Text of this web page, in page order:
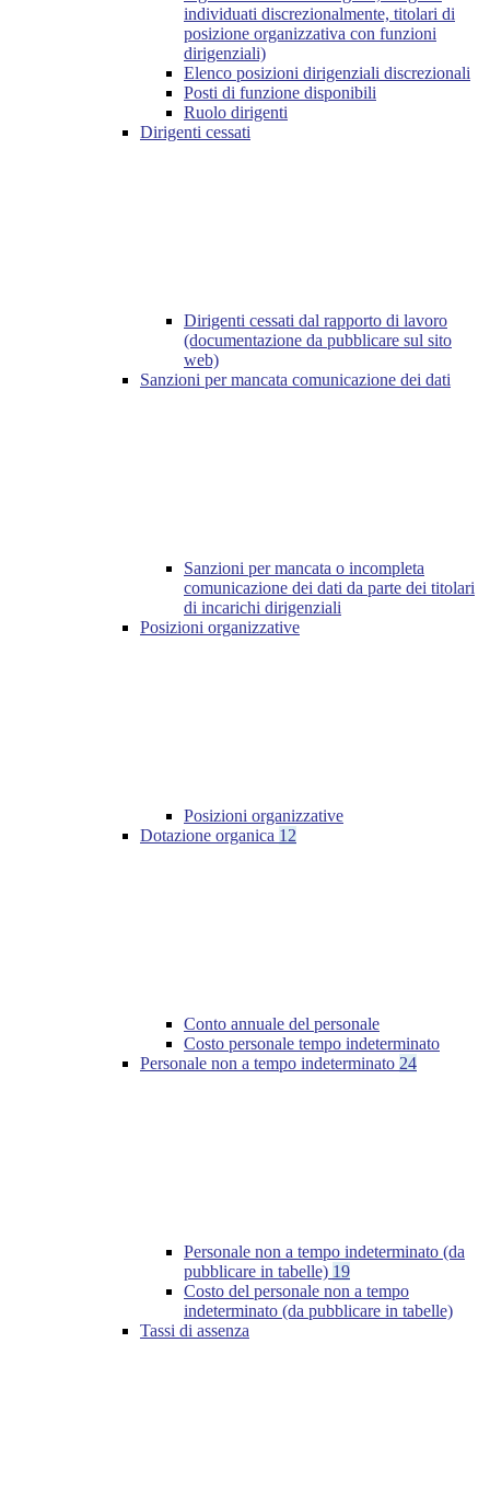
individuati discrezionalmente, titolari di
posizione organizzativa con funzioni
dirigenziali)
Elenco posizioni dirigenziali discrezionali
Posti di funzione disponibili
Ruolo dirigenti
Dirigenti cessati
Dirigenti cessati dal rapporto di lavoro
(documentazione da pubblicare sul sito
web)
Sanzioni per mancata comunicazione dei dati
Sanzioni per mancata o incompleta
comunicazione dei dati da parte dei titolari
di incarichi dirigenziali
Posizioni organizzative
Posizioni organizzative
Dotazione organica 12
Conto annuale del personale
Costo personale tempo indeterminato
Personale non a tempo indeterminato 24
Personale non a tempo indeterminato (da
pubblicare in tabelle) 19
Costo del personale non a tempo
indeterminato (da pubblicare in tabelle)
Tassi di assenza